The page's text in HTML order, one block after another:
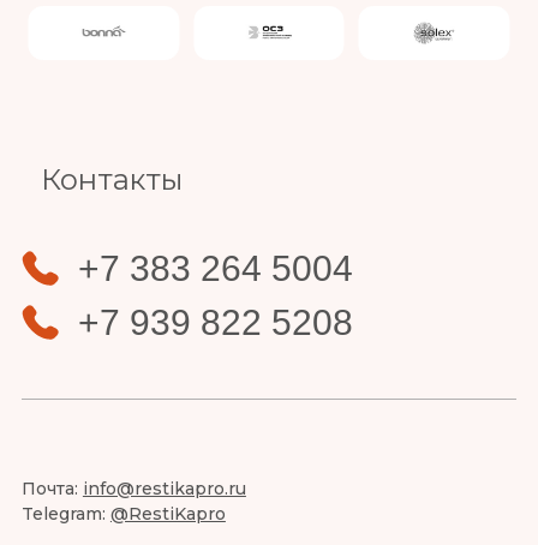
Контакты
+7 383 264 5004
+7 939 822 5208
Почта: info@restikapro.ru
Telegram: @RestiKapro